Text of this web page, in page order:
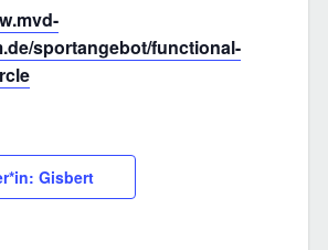
sportangebot/functional-
Gisbert